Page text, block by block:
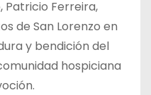
Patricio Ferreira,
de San Lorenzo en
y bendición del
hospiciana